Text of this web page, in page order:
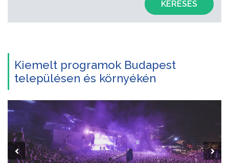
KERESÉS
Kiemelt programok Budapest
településen és környékén